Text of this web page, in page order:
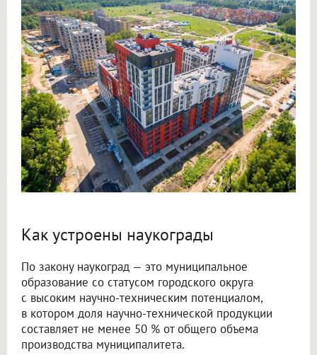
Как устроены наукограды
По закону наукоград — это муниципальное
образование со статусом городского округа
с высоким научно-техническим потенциалом,
в котором доля научно-технической продукции
составляет не менее 50 % от общего объема
производства муниципалитета.